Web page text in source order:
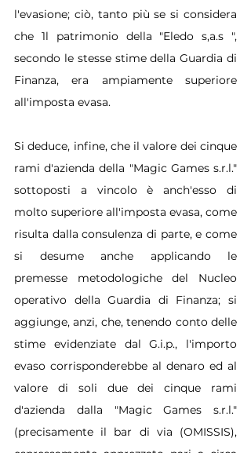
l'evasione; ciò, tanto più se si considera
che 1l patrimonio della "Eledo s,a.s ",
secondo le stesse stime della Guardia di
Finanza, era ampiamente superiore
all'imposta evasa.
Si deduce, infine, che il valore dei cinque
rami d'azienda della "Magic Games s.r.l."
sottoposti a vincolo è anch'esso di
molto superiore all'imposta evasa, come
risulta dalla consulenza di parte, e come
si desume anche applicando le
premesse metodologiche del Nucleo
operativo della Guardia di Finanza; si
aggiunge, anzi, che, tenendo conto delle
stime evidenziate dal G.i.p., l'importo
evaso corrisponderebbe al denaro ed al
valore di soli due dei cinque rami
d'azienda dalla "Magic Games s.r.l."
(precisamente il bar di via (OMISSIS),